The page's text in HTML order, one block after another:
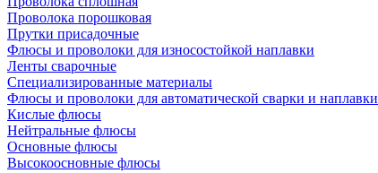
Проволока порошковая
Прутки присадочные
Флюсы и проволоки для износостойкой наплавки
Ленты сварочные
Специализированные материалы
Флюсы и проволоки для автоматической сварки и наплавки
Кислые флюсы
Нейтральные флюсы
Основные флюсы
Высокоосновные флюсы